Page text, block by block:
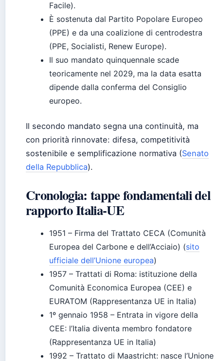
Facile).
È sostenuta dal Partito Popolare Europeo
(PPE) e da una coalizione di centrodestra
(PPE, Socialisti, Renew Europe).
Il suo mandato quinquennale scade
teoricamente nel 2029, ma la data esatta
dipende dalla conferma del Consiglio
europeo.
Il secondo mandato segna una continuità, ma
con priorità rinnovate: difesa, competitività
sostenibile e semplificazione normativa (Senato
della Repubblica).
Cronologia: tappe fondamentali del
rapporto Italia-UE
1951 – Firma del Trattato CECA (Comunità
Europea del Carbone e dell’Acciaio) (sito
ufficiale dell’Unione europea)
1957 – Trattati di Roma: istituzione della
Comunità Economica Europea (CEE) e
EURATOM (Rappresentanza UE in Italia)
1º gennaio 1958 – Entrata in vigore della
CEE: l’Italia diventa membro fondatore
(Rappresentanza UE in Italia)
1992 – Trattato di Maastricht: nasce l’Unione